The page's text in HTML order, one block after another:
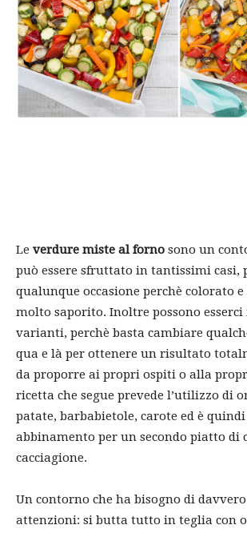
Le verdure miste al forno sono un
può essere sfruttato in tantissimi casi,
qualunque occasione perchè colorato
molto saporito. Inoltre possono
varianti, perchè basta cambiare
qua e là per ottenere un risultato
da proporre ai propri ospiti o alla
ricetta che segue prevede l’utilizzo di
patate, barbabietole, carote ed è
abbinamento per un secondo piatto di
cacciagione.
Un contorno che ha bisogno di davvero
attenzioni: si butta tutto in teglia con